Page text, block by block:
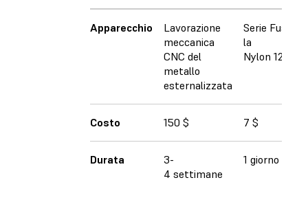
Apparecchio
Lavorazione
meccanica
CNC del
metallo
esternalizzata
Serie Fuse
la
Nylon 12
Costo 150 $ 7 $
Durata
3-
4 settimane
1 giorno